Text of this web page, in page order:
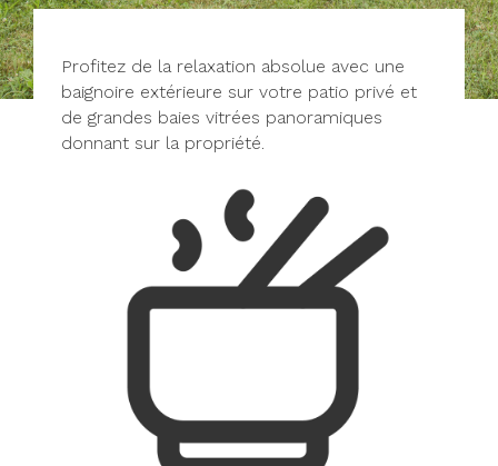
Profitez de la relaxation absolue avec une
baignoire extérieure sur votre patio privé et
de grandes baies vitrées panoramiques
donnant sur la propriété.